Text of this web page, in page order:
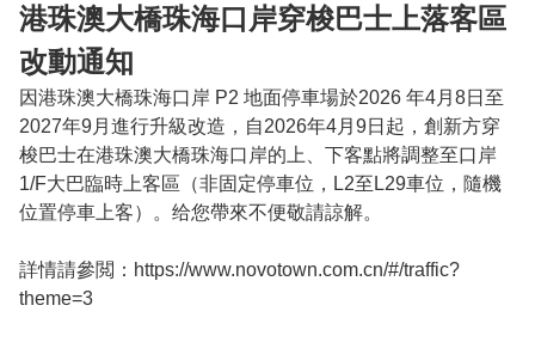
港珠澳大橋珠海口岸穿梭巴士上落客區
改動通知
因港珠澳大橋珠海口岸 P2 地面停車場於2026 年4月8日至
2027年9月進行升級改造，自2026年4月9日起，創新方穿
梭巴士在港珠澳大橋珠海口岸的上、下客點將調整至口岸
1/F大巴臨時上客區（非固定停車位，L2至L29車位，隨機
位置停車上客）。给您帶來不便敬請諒解。
詳情請參閲：https://www.novotown.com.cn/#/traffic?
theme=3